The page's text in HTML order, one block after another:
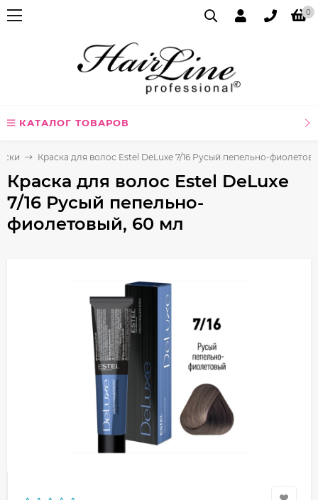
0
КАТАЛОГ ТОВАРОВ
Краска для волос Estel DeLuxe 7/16 Русый пепельно-
Краска для волос Estel DeLuxe
7/16 Русый пепельно-
фиолетовый, 60 мл